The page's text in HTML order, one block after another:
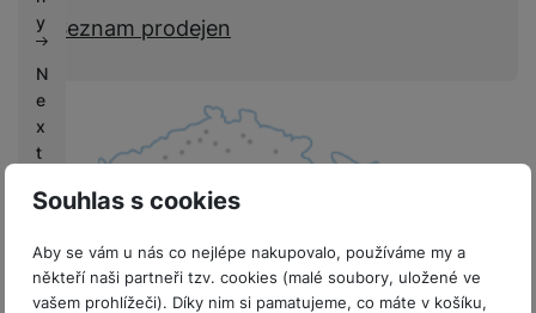
Souhlas s cookies
Aby se vám u nás co nejlépe nakupovalo, používáme my a
někteří naši partneři tzv. cookies (malé soubory, uložené ve
vašem prohlížeči). Díky nim si pamatujeme, co máte v košíku,
y
y
N
e
x
t
if
V
Seznam prodejen